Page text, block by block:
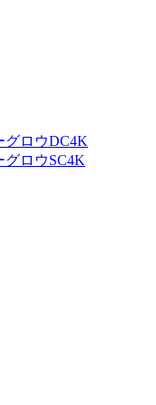
ロウDC4K
ロウSC4K